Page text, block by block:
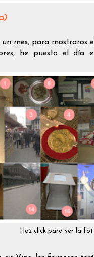
mes, para mostraros
he puesto el día
Haz click para ver la